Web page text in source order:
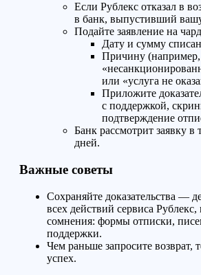
Если Рублекс отказал в
в банк, выпустивший
Подайте заявление на
Дату и сумму
Причину (например,
или «услуга не
Приложите
с поддержкой,
подтверждение
Банк рассмотрит заявку в
дней.
Важные советы
Сохраняйте доказательства —
всех действий сервиса
сомнения: формы отписки,
поддержки.
Чем раньше запросите
успех.